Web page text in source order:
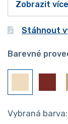
Zobrazit
Stáhnout
Barevné
Vybraná barva: